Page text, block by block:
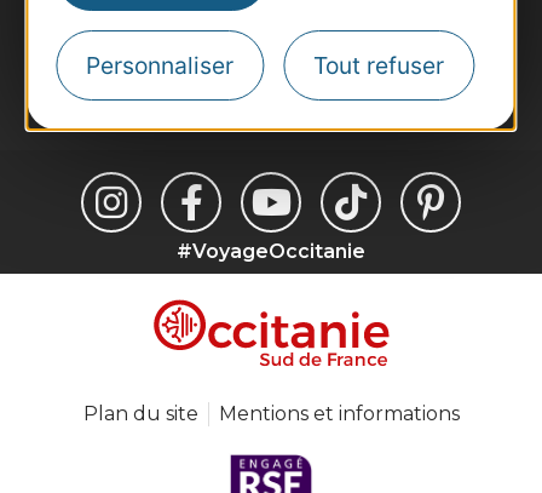
Personnaliser Tout refuser
Destination Occitanie pour recevoir des
suggestions de séjours, de visites et de sorties.
Je m'abonne
#VoyageOccitanie
Plan du site Mentions et informations